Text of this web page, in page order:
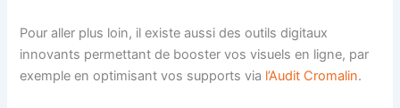
Pour aller plus loin, il existe aussi des outils digitaux
innovants permettant de booster vos visuels en ligne, par
exemple en optimisant vos supports via l’Audit Cromalin.